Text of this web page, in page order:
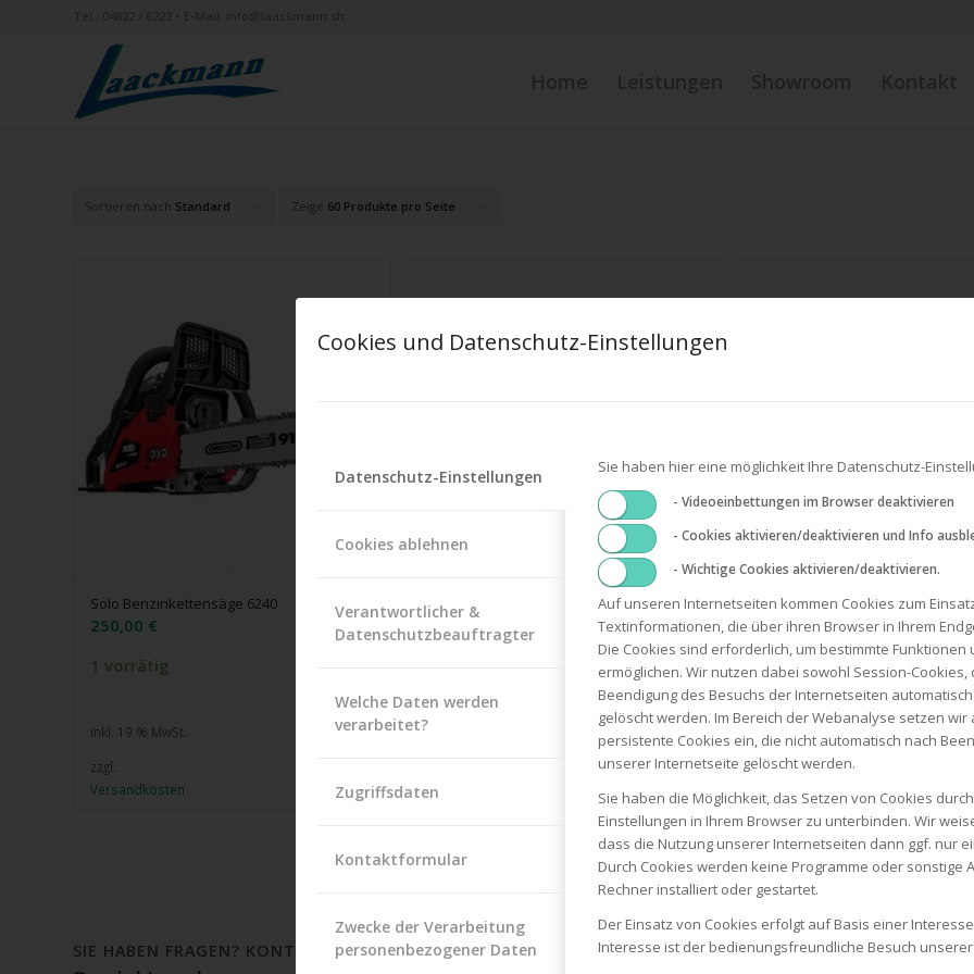
Cookies und Datenschutz-Einstellungen
Datenschutz-Einstellungen
Cookies ablehnen
Verantwortlicher &
Datenschutzbeauftragter
Welche Daten werden
verarbeitet?
Zugriffsdaten
Kontaktformular
Zwecke der Verarbeitung
personenbezogener Daten
Sie haben hier eine möglichkeit Ihre Datenschutz-
- Videoeinbettungen im Browser deaktivieren
- Cookies aktivieren/deaktivieren und Info
- Wichtige Cookies aktivieren/deaktivieren.
Auf unseren Internetseiten kommen Cookies zum
Textinformationen, die über ihren Browser in Ihrem
Die Cookies sind erforderlich, um bestimmte
ermöglichen. Wir nutzen dabei sowohl Session-
Beendigung des Besuchs der Internetseiten
gelöscht werden. Im Bereich der Webanalyse setzen wir
persistente Cookies ein, die nicht automatisch nach
unserer Internetseite gelöscht werden.
Sie haben die Möglichkeit, das Setzen von Cookies
Einstellungen in Ihrem Browser zu unterbinden. Wir
dass die Nutzung unserer Internetseiten dann ggf. nur
Durch Cookies werden keine Programme oder sonstige
Rechner installiert oder gestartet.
Der Einsatz von Cookies erfolgt auf Basis einer
Interesse ist der bedienungsfreundliche Besuch
Sortieren nach Standard Zeige 60 Produkte pro Seite
Solo Benzinkettensäge 6240
250,00 €
1 vorrätig
inkl. 19 % MwSt.
zzgl.
Versandkosten
Solo Benzinkettensäge 6442
360,00€
inkl. 19 % MwSt.
Versandkosten
Solo Benzinkettensäge 6646
490,00€
1 vorrätig
inkl. 19 % MwSt.
zzgl.
Versandkosten
SIE HABEN FRAGEN? KONTAKTIEREN SIE UNS! WIR SIND PERSÖNLICH FÜR SIE DA!